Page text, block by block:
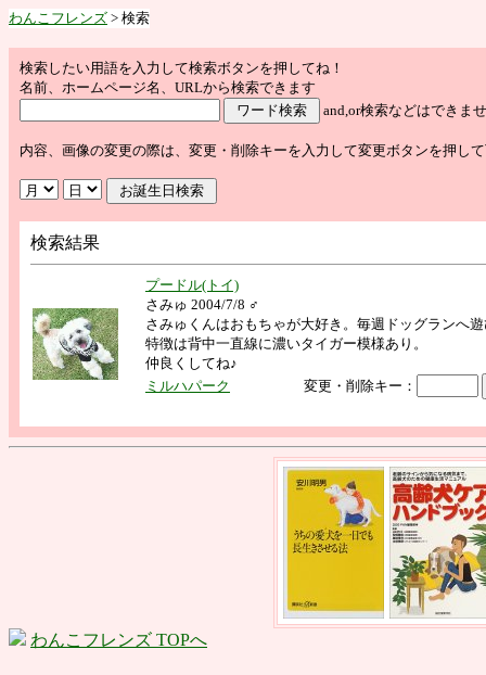
わんこフレンズ > 検索
検索したい用語を入力して検索ボタンを押してね！
名前、ホームページ名、URLから検索できます
and,or検索などはできま
内容、画像の変更の際は、変更・削除キーを入力して変更ボタンを押し
検索結果
プードル(トイ)
さみゅ 2004/7/8 ♂
さみゅくんはおもちゃが大好き。毎週ドッグランへ
特徴は背中一直線に濃いタイガー模様あり。
仲良くしてね♪
ミルハパーク
変更・削除キー：
わんこフレンズ TOPへ